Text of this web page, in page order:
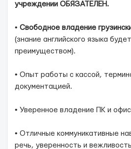
учреждении ОБЯЗАТЕЛЕН.
• Свободное владение
(знание английского языка
преимуществом).
• Опыт работы с кассой,
документацией.
• Уверенное владение ПК и
• Отличные коммуникативные
речь, уверенность и